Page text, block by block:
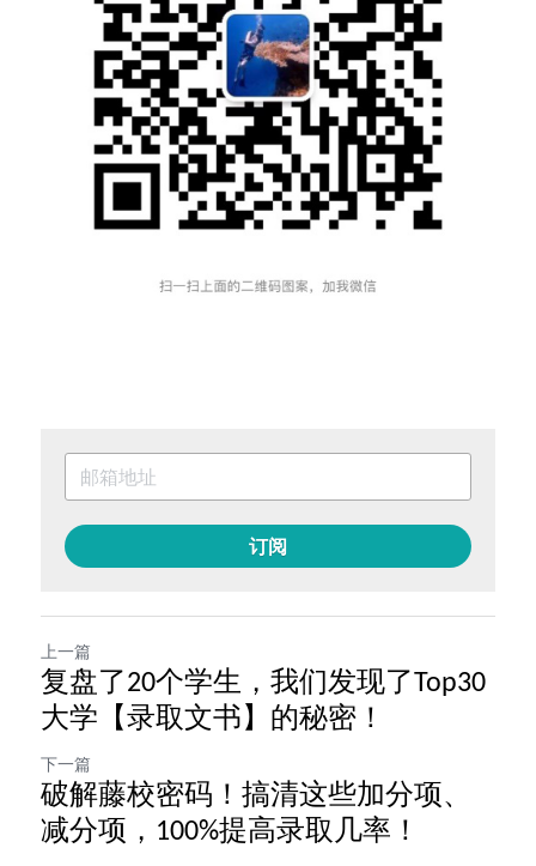
订阅
上一篇
复盘了20个学生，我们发现了Top30
大学【录取文书】的秘密！
下一篇
破解藤校密码！搞清这些加分项、
减分项，100%提高录取几率！